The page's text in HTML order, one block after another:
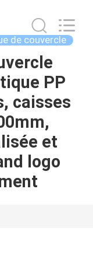
de couvercle
PP
caisses
et
logo